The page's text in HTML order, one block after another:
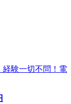
験一切不問！電